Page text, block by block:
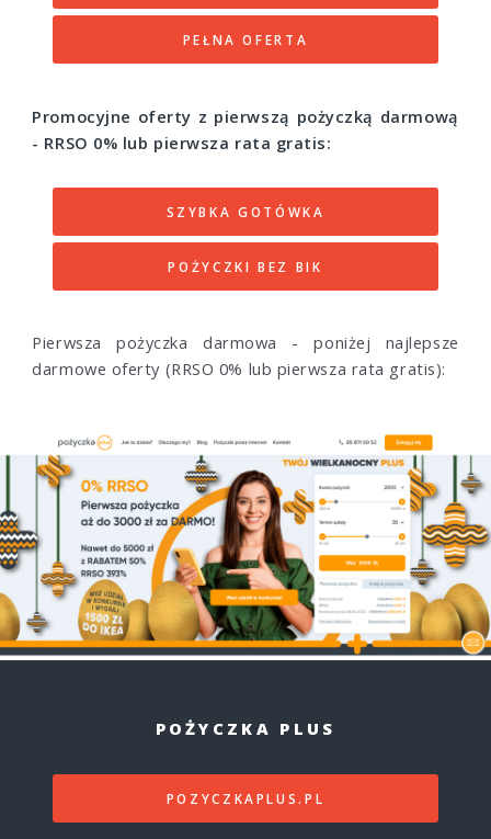
PEŁNA OFERTA
Promocyjne oferty z pierwszą pożyczką darmową
- RRSO 0% lub pierwsza rata gratis:
SZYBKA GOTÓWKA
POŻYCZKI BEZ BIK
Pierwsza pożyczka darmowa - poniżej najlepsze
darmowe oferty (RRSO 0% lub pierwsza rata gratis):
POŻYCZKA PLUS
POZYCZKAPLUS.PL